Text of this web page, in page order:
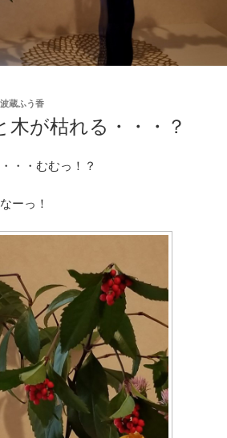
蔵ふう香
木が枯れる・・・？
・・むむっ！？
ーっ！